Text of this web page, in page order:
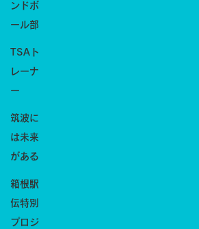
ンドボ
ール部
TSAト
レーナ
ー
筑波に
は未来
がある
箱根駅
伝特別
プロジ